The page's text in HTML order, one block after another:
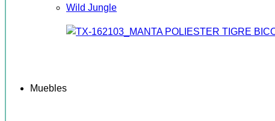
Wild Jungle
Muebles